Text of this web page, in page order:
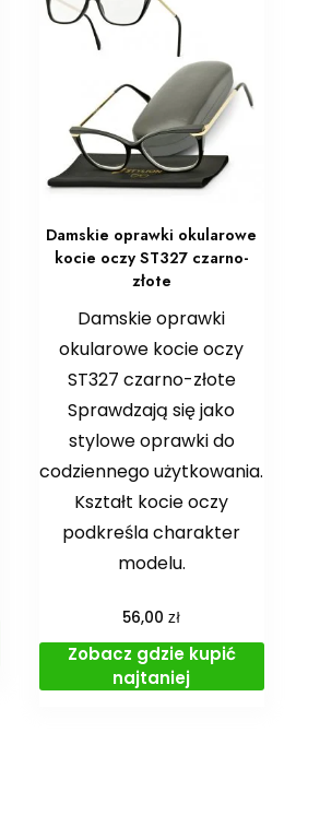
Damskie oprawki okularowe
kocie oczy ST327 czarno-
złote
Damskie oprawki
okularowe kocie oczy
ST327 czarno-złote
Sprawdzają się jako
stylowe oprawki do
codziennego użytkowania.
Kształt kocie oczy
podkreśla charakter
modelu.
56,00zł
Zobacz gdzie kupić
najtaniej